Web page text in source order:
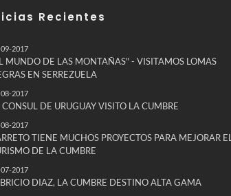
Recientes
2017
MUNDO DE LAS MONTAÑAS" - VISITAMOS LOMAS
EN SERREZUELA
2017
CONSUL DE URUGUAY VISITO LA CUMBRE
2017
TIENE MUCHOS PROYECTOS PARA MEJORAR EL
DE LA CUMBRE
2017
DIAZ, LA CUMBRE DESTINO ALTA GAMA